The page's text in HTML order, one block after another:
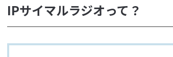
IPサイマルラジオって？